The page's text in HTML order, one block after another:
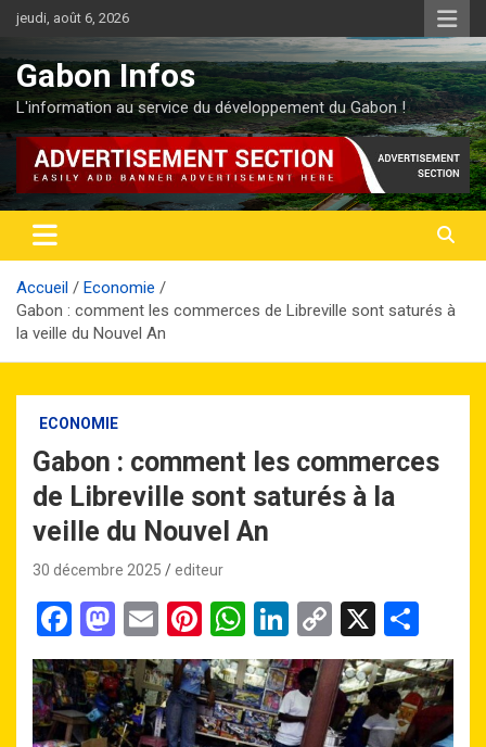
Aller
au
contenu
jeudi, août 6, 2026
Gabon Infos
L'information au service du développement du Gabon !
Accueil
Economie
Gabon : comment les commerces de Libreville sont saturés à
la veille du Nouvel An
ECONOMIE
Gabon : comment les commerces
de Libreville sont saturés à la
veille du Nouvel An
30 décembre 2025 editeur
F
a
ce
b
M
a
st
o
E
m
ail
Pi
nt
er
es
W
h
at
s
Li
n
ke
dI
C
o
py
Li
X
ar
ta
g